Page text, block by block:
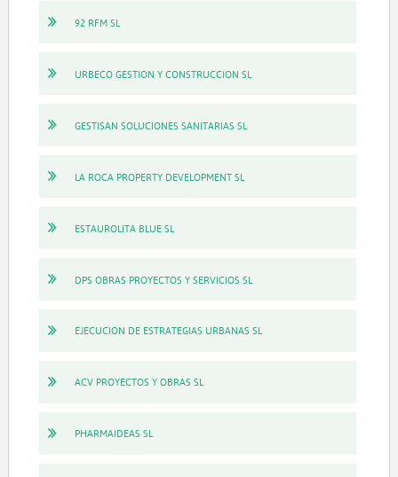
92 RFM SL
URBECO GESTION Y CONSTRUCCION SL
GESTISAN SOLUCIONES SANITARIAS SL
LA ROCA PROPERTY DEVELOPMENT SL
ESTAUROLITA BLUE SL
DPS OBRAS PROYECTOS Y SERVICIOS SL
EJECUCION DE ESTRATEGIAS URBANAS SL
ACV PROYECTOS Y OBRAS SL
PHARMAIDEAS SL